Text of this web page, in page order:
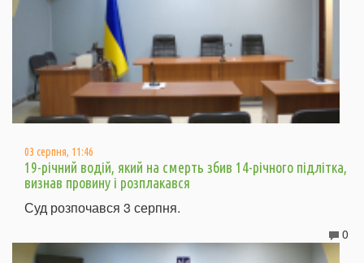
03 серпня, 11:46
19-річний водій, який на смерть збив 14-річного підлітка,
визнав провину і розплакався
Суд розпочався 3 серпня.
0